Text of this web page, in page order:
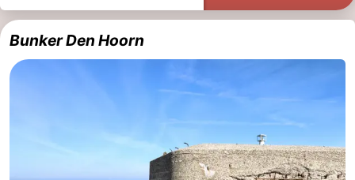
Bunker Den Hoorn